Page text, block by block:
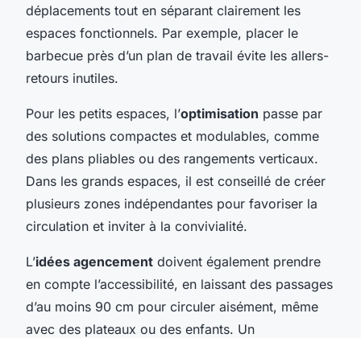
déplacements tout en séparant clairement les
espaces fonctionnels. Par exemple, placer le
barbecue près d’un plan de travail évite les allers-
retours inutiles.
Pour les petits espaces, l’optimisation passe par
des solutions compactes et modulables, comme
des plans pliables ou des rangements verticaux.
Dans les grands espaces, il est conseillé de créer
plusieurs zones indépendantes pour favoriser la
circulation et inviter à la convivialité.
L’idées agencement doivent également prendre
en compte l’accessibilité, en laissant des passages
d’au moins 90 cm pour circuler aisément, même
avec des plateaux ou des enfants. Un